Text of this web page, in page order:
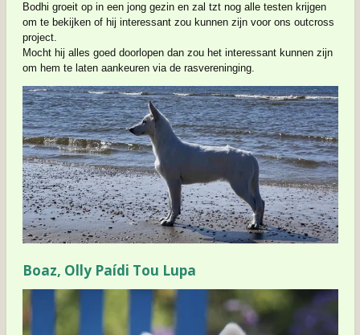
Bodhi groeit op in een jong gezin en zal tzt nog alle testen krijgen
om te bekijken of hij interessant zou kunnen zijn voor ons outcross
project.
Mocht hij alles goed doorlopen dan zou het interessant kunnen zijn
om hem te laten aankeuren via de rasvereninging.
Boaz, Olly Paídi Tou Lupa